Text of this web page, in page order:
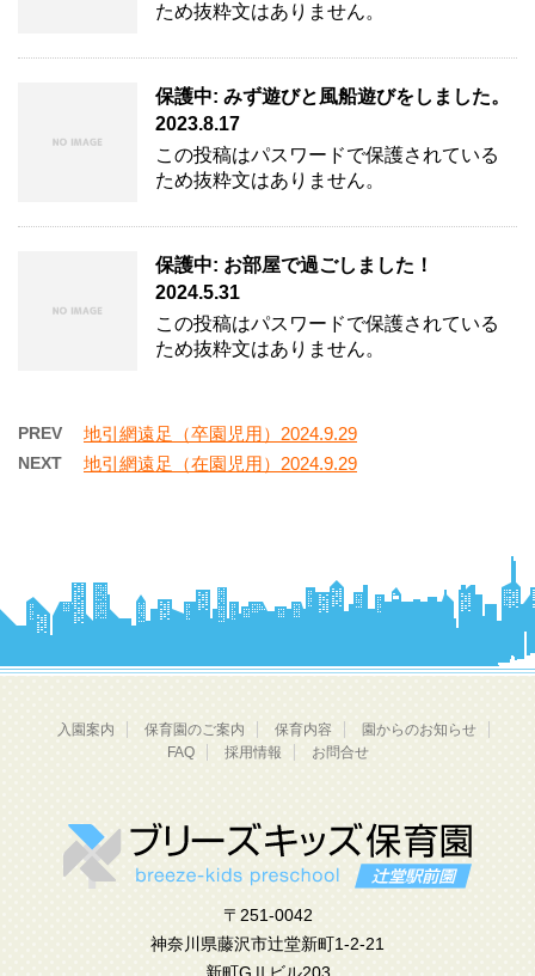
ため抜粋文はありません。
保護中: みず遊びと風船遊びをしました。
2023.8.17
この投稿はパスワードで保護されている
ため抜粋文はありません。
保護中: お部屋で過ごしました！
2024.5.31
この投稿はパスワードで保護されている
ため抜粋文はありません。
PREV 地引網遠足（卒園児用）2024.9.29
NEXT 地引網遠足（在園児用）2024.9.29
入園案内 保育園のご案内 保育内容
園からのお知らせ
FAQ
採用情報 お問合せ
〒251-0042
神奈川県藤沢市辻堂新町1-2-21